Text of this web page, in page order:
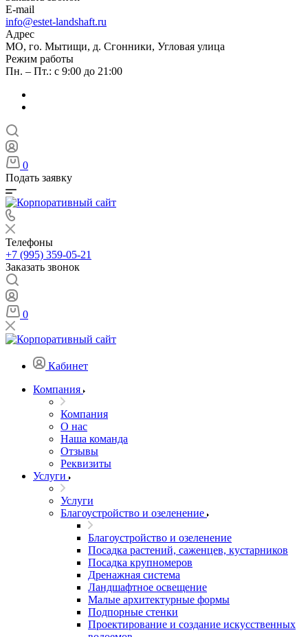
E-mail
info@estet-landshaft.ru
Адрес
МО, го. Мытищи, д. Сгонники, Угловая улица
Режим работы
Пн. – Пт.: с 9:00 до 21:00
0
Подать заявку
Телефоны
+7 (995) 359-05-21
Заказать звонок
0
Кабинет
Компания
Компания
О нас
Наша команда
Отзывы
Реквизиты
Услуги
Услуги
Благоустройство и озеленение
Благоустройство и озеленение
Посадка растений, саженцев, кустарников
Посадка крупномеров
Дренажная система
Ландшафтное освещение
Малые архитектурные формы
Подпорные стенки
Проектирование и создание искусственных